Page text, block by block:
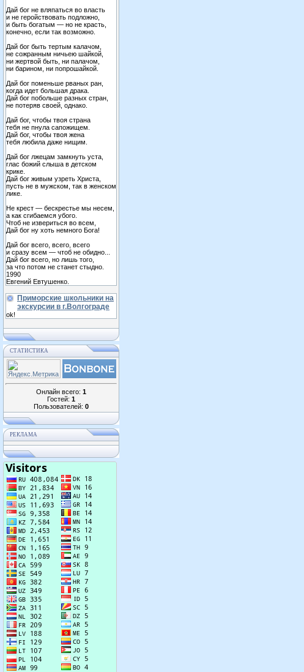
Дай бог не вляпаться во власть
и не геройствовать подложно,
и быть богатым — но не красть,
конечно, если так возможно.
Дай бог быть тертым калачом,
не сожранным ничьею шайкой,
ни жертвой быть, ни палачом,
ни барином, ни попрошайкой.
Дай бог поменьше рваных ран,
когда идет большая драка.
Дай бог побольше разных стран,
не потеряв своей, однако.
Дай бог, чтобы твоя страна
тебя не пнула сапожищем.
Дай бог, чтобы твоя жена
тебя любила даже нищим.
Дай бог лжецам замкнуть уста,
глас божий слыша в детском
крике.
Дай бог живым узреть Христа,
пусть не в мужском, так в женском
лике.
Не крест — бескрестье мы несем,
а как сгибаемся убого.
Чтоб не извериться во всем,
Дай бог ну хоть немного Бога!
Дай бог всего, всего, всего
и сразу всем — чтоб не обидно...
Дай бог всего, но лишь того,
за что потом не станет стыдно.
1990
Евгений Евтушенко.
Приморские школьники на
экскурсии в г.Волгограде
ok!
СТАТИСТИКА
Онлайн всего: 1
Гостей: 1
Пользователей: 0
РЕКЛАМА